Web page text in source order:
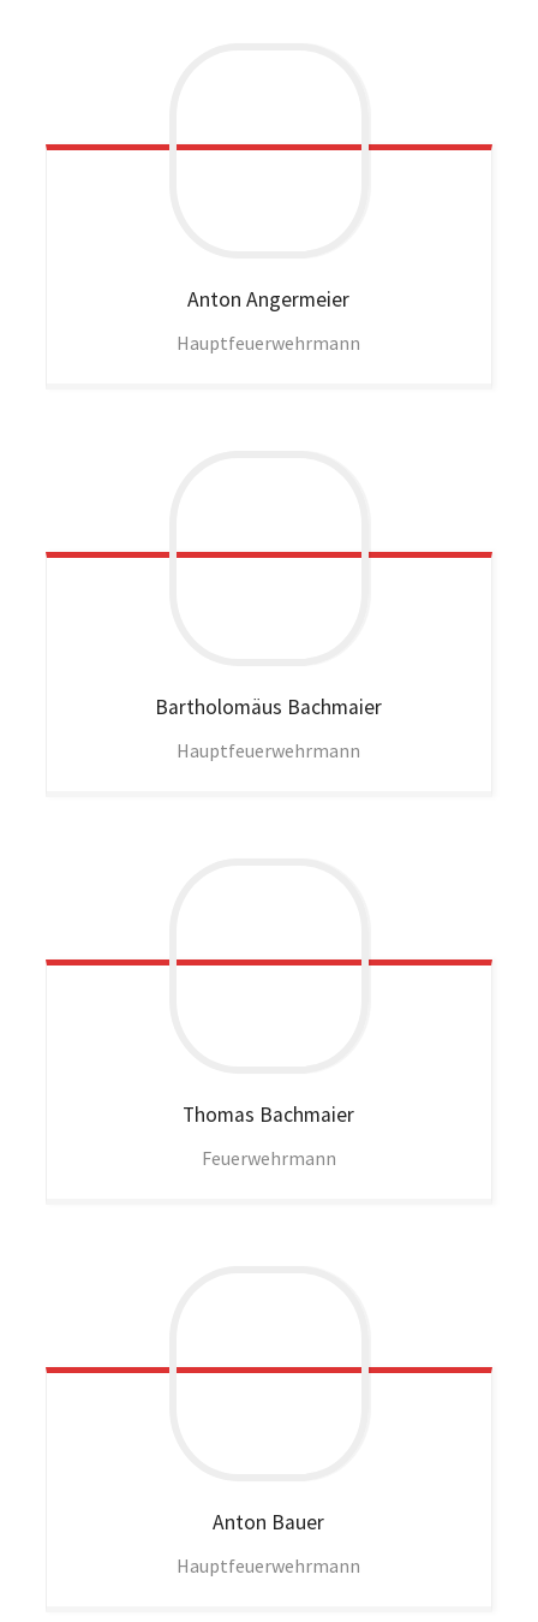
Anton Angermeier
Hauptfeuerwehrmann
Bartholomäus Bachmaier
Hauptfeuerwehrmann
Thomas Bachmaier
Feuerwehrmann
Anton Bauer
Hauptfeuerwehrmann